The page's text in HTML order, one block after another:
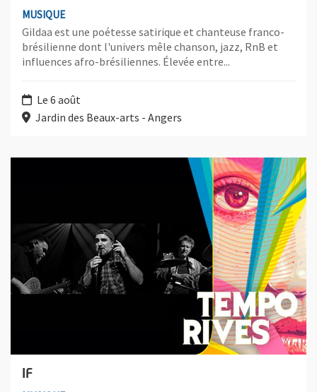
MUSIQUE
Gildaa est une poétesse satirique et chanteuse franco-
brésilienne dont l'univers mêle chanson, jazz, RnB et
influences afro-brésiliennes. Élevée entre...
Le 6 août
Jardin des Beaux-arts - Angers
IF
Plus d'information sur l'évènement : IF